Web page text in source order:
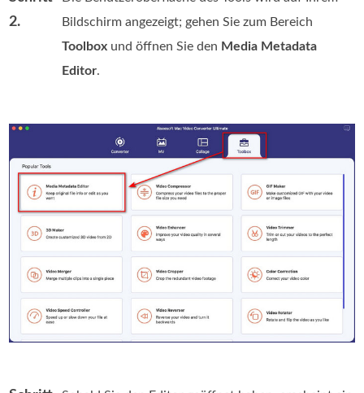
2.
Bildschirm angezeigt; gehen Sie zum Bereich
Toolbox und öffnen Sie den Media Metadata
Editor.